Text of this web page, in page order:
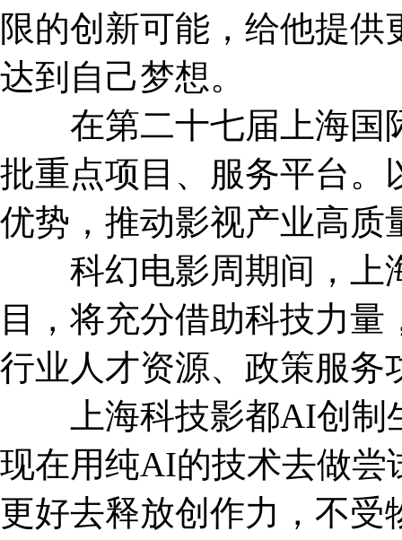
限的创新可能，给他提
达到自己梦想。
在第二十七届上海国
批重点项目、服务平台。
优势，推动影视产业高质
科幻电影周期间，上
目，将充分借助科技力
行业人才资源、政策服务
上海科技影都AI创制
现在用纯AI的技术去做
更好去释放创作力，不受